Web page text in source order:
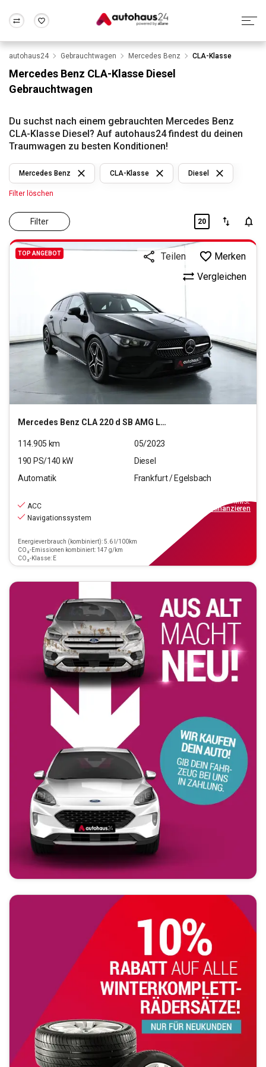
Wir bewerten dein Auto
Alle Fragen & Antworten
Rund um die Inzahlungnahme
autohaus24 Gebrauchtwagen Mercedes Benz CLA-Klasse
Mercedes Benz CLA-Klasse Diesel
Gebrauchtwagen
Du suchst nach einem gebrauchten Mercedes Benz
CLA-Klasse Diesel? Auf autohaus24 findest du deinen
Traumwagen zu besten Konditionen!
Filter
Mercedes Benz CLA-Klasse Diesel
Filter löschen
20
TOP ANGEBOT
Mercedes Benz CLA 220 d SB AMG Line (EURO 6e)
Vergleichen
Teilen Merken
114.905 km
05/2023
190 PS/140 kW
Diesel
Automatik
Frankfurt / Egelsbach
ACC
Navigationssystem
Energieverbrauch (kombiniert): 5.6 l/100km
CO₂-Emissionen kombiniert: 147 g/km
CO₂-Klasse: E
inkl.MwSt.
finanzieren